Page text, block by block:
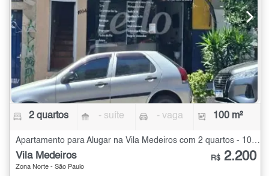
2 quartos - suíte - vaga 100 m²
Apartamento para Alugar na Vila Medeiros com 2 quartos - 100 m²
Vila Medeiros
Zona Norte - São Paulo
R$ 2.200